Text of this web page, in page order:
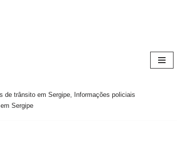
de trânsito em Sergipe, Informações policiais
Sergipe